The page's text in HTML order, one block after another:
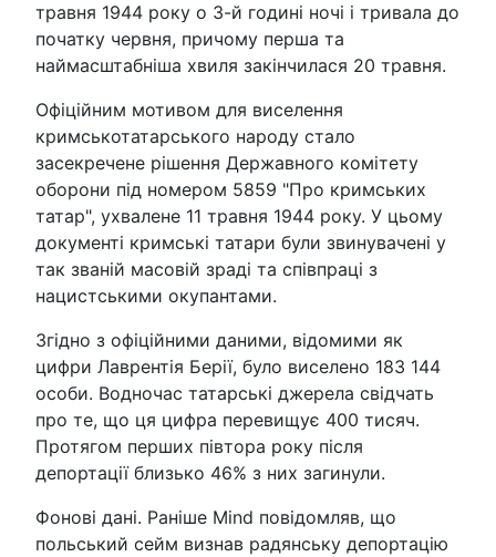
травня 1944 року о 3-й годині ночі і тривала до
початку червня, причому перша та
наймасштабніша хвиля закінчилася 20 травня.
Офіційним мотивом для виселення
кримськотатарського народу стало
засекречене рішення Державного комітету
оборони під номером 5859 "Про кримських
татар", ухвалене 11 травня 1944 року. У цьому
документі кримські татари були звинувачені у
так званій масовій зраді та співпраці з
нацистськими окупантами.
Згідно з офіційними даними, відомими як
цифри Лаврентія Берії, було виселено 183 144
особи. Водночас татарські джерела свідчать
про те, що ця цифра перевищує 400 тисяч.
Протягом перших півтора року після
депортації близько 46% з них загинули.
Фонові дані. Раніше Mind повідомляв, що
польський сейм визнав радянську депортацію